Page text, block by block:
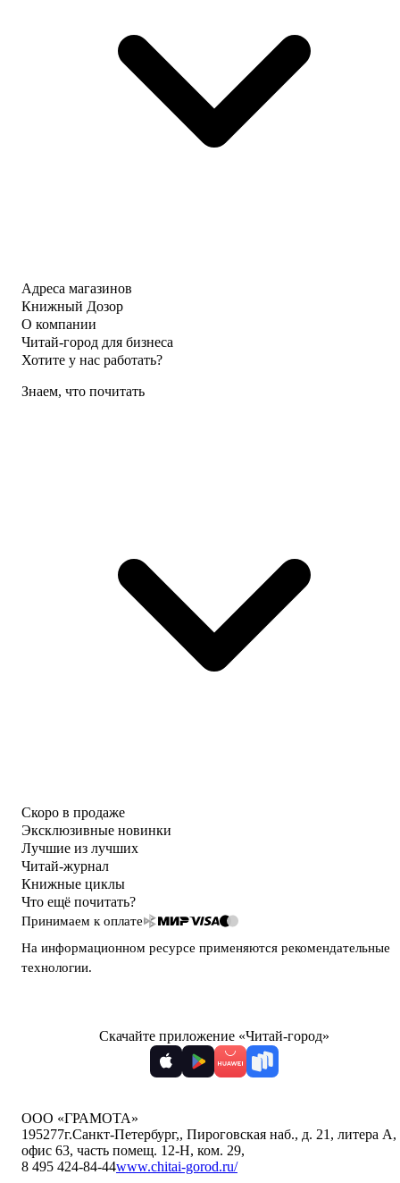
Адреса магазинов
Книжный Дозор
О компании
Читай-город для бизнеса
Хотите у нас работать?
Знаем, что почитать
Скоро в продаже
Эксклюзивные новинки
Лучшие из лучших
Читай-журнал
Книжные циклы
Что ещё почитать?
Принимаем к оплате
На информационном ресурсе применяются рекомендательные
технологии.
Скачайте приложение «Читай-город»
ООО «ГРАМОТА»
195277г.Санкт-Петербург,, Пироговская наб., д. 21, литера А,
офис 63, часть помещ. 12-Н, ком. 29,
8 495 424-84-44www.chitai-gorod.ru/